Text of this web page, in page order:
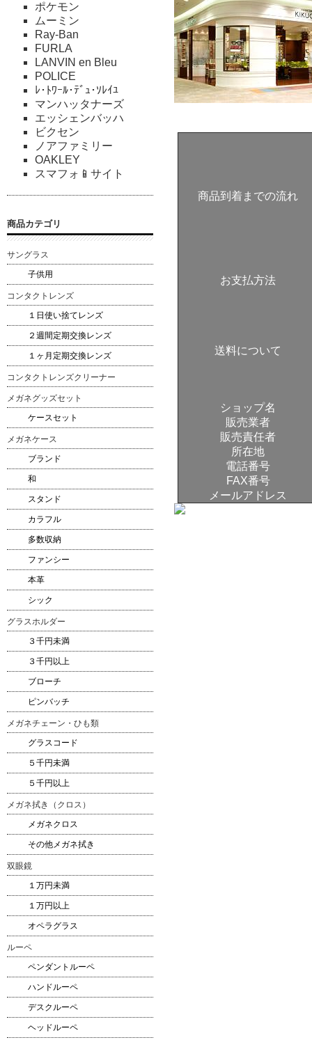
商品到着までの流れ
お支払方法
送料について
ショップ名
販売業者
販売責任者
所在地
電話番号
FAX番号
メールアドレス
ポケモン
ムーミン
Ray-Ban
FURLA
LANVIN en Bleu
POLICE
ﾚ･ﾄﾜｰﾙ･ﾃﾞｭ･ｿﾚｲﾕ
マンハッタナーズ
エッシェンバッハ
ビクセン
ノアファミリー
OAKLEY
スマフォ📱サイト
商品カテゴリ
サングラス
子供用
コンタクトレンズ
１日使い捨てレンズ
２週間定期交換レンズ
１ヶ月定期交換レンズ
コンタクトレンズクリーナー
メガネグッズセット
ケースセット
メガネケース
ブランド
和
スタンド
カラフル
多数収納
ファンシー
本革
シック
グラスホルダー
３千円未満
３千円以上
ブローチ
ピンバッチ
メガネチェーン・ひも類
グラスコード
５千円未満
５千円以上
メガネ拭き（クロス）
メガネクロス
その他メガネ拭き
双眼鏡
１万円未満
１万円以上
オペラグラス
ルーペ
ペンダントルーペ
ハンドルーペ
デスクルーペ
ヘッドルーペ